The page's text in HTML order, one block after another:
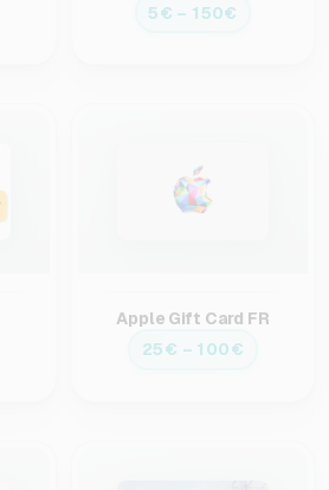
5€ – 150€
Apple Gift Card FR
25€ – 100€